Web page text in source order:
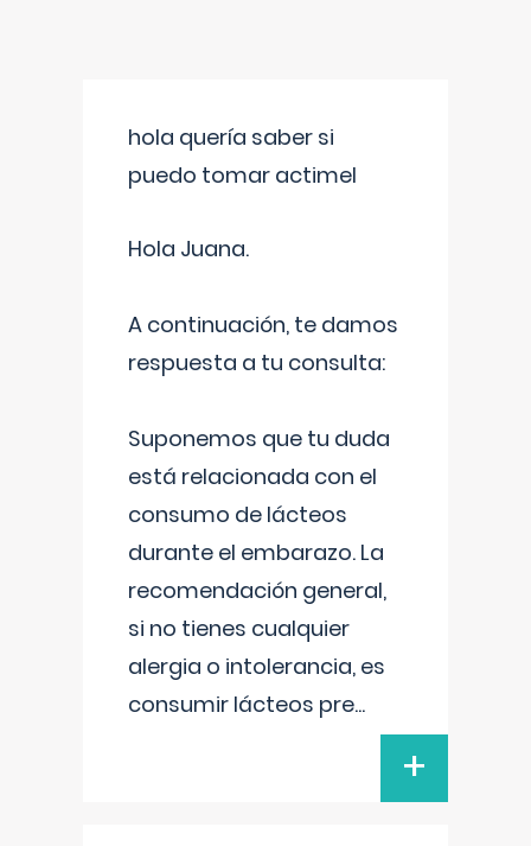
hola quería saber si
puedo tomar actimel
Hola Juana.
A continuación, te damos
respuesta a tu consulta:
Suponemos que tu duda
está relacionada con el
consumo de lácteos
durante el embarazo. La
recomendación general,
si no tienes cualquier
alergia o intolerancia, es
consumir lácteos pre...
+